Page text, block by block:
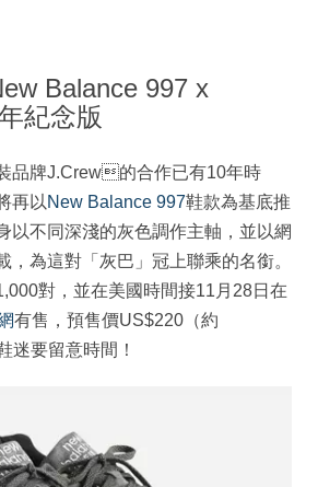
Balance 997 x
紀念版
品牌J.Crew的合作已有10年時
再以 New Balance 997鞋款為基底推
以不同深淺的灰色調作主軸，並以網
為這對「灰巴」冠上聯乘的名銜。
對，並在美國時間接11月28日在
有售，預售價US$220（約
迷要留意時間！